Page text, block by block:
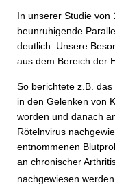
In unserer Studie von
beunruhigende
deutlich. Unsere
aus dem Bereich der
So berichtete z.B.
in den Gelenken von
worden und danach
Rötelnvirus
entnommenen
an chronischer
nachgewiesen